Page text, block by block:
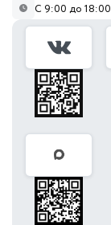
С 9:00 до 18:00